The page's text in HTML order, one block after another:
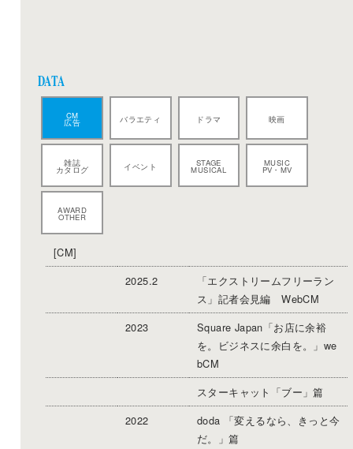
DATA
CM
広告 バラエティ ドラマ 映画
雑誌
カタログ イベント STAGE
MUSICAL
MUSIC
PV・MV
AWARD
OTHER
[CM]
2025.2
「エクストリームフリーラン
ス」記者会見編 WebCM
2023
Square Japan「お店に余裕
を。ビジネスに余白を。」we
bCM
スターキャット「ブー」篇
2022
doda 「変えるなら、きっと今
だ。」篇